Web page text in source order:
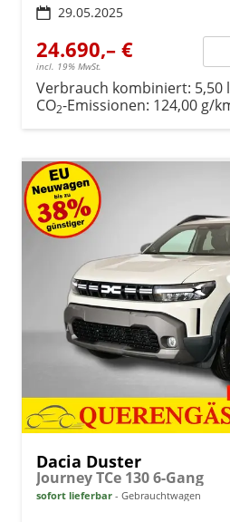
29.05.2025
24.690,– €
incl. 19% MwSt.
Verbrauch kombiniert: 5,50
CO2-Emissionen: 124,00 g/
Dacia Duster
Journey TCe 130 6-Gang
sofort lieferbar Gebrauchtwagen